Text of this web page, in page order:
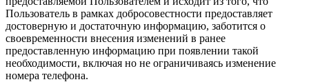
Пользователь в рамках добросовестности предоставляет
достоверную и достаточную информацию, заботится о
своевременности внесения изменений в ранее
предоставленную информацию при появлении такой
необходимости, включая но не ограничиваясь изменение
номера телефона.